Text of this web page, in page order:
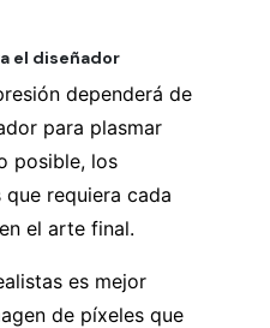
el diseñador
dependerá de
para plasmar
posible, los
requiera cada
el arte final.
es mejor
de píxeles que